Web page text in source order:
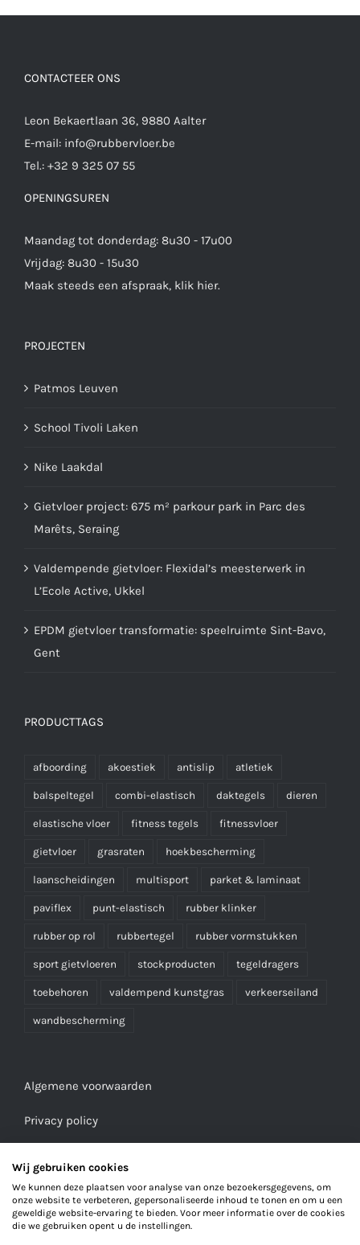
CONTACTEER ONS
Leon Bekaertlaan 36, 9880 Aalter
E-mail: info@rubbervloer.be
Tel.: +32 9 325 07 55
OPENINGSUREN
Maandag tot donderdag: 8u30 - 17u00
Vrijdag: 8u30 - 15u30
Maak steeds een afspraak, klik hier.
PROJECTEN
Patmos Leuven
School Tivoli Laken
Nike Laakdal
Gietvloer project: 675 m² parkour park in Parc des
Marêts, Seraing
Valdempende gietvloer: Flexidal’s meesterwerk in
L’Ecole Active, Ukkel
EPDM gietvloer transformatie: speelruimte Sint-Bavo,
Gent
PRODUCTTAGS
afboording akoestiek antislip atletiek
balspeltegel combi-elastisch daktegels dieren
elastische vloer fitness tegels fitnessvloer
gietvloer grasraten hoekbescherming
laanscheidingen multisport parket & laminaat
paviflex punt-elastisch rubber klinker
rubber op rol rubbertegel rubber vormstukken
sport gietvloeren stockproducten tegeldragers
toebehoren valdempend kunstgras verkeerseiland
wandbescherming
Algemene voorwaarden
Privacy policy
Wij gebruiken cookies
We kunnen deze plaatsen voor analyse van onze bezoekersgegevens, om
onze website te verbeteren, gepersonaliseerde inhoud te tonen en om u een
geweldige website-ervaring te bieden. Voor meer informatie over de cookies
die we gebruiken opent u de instellingen.